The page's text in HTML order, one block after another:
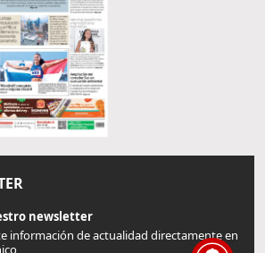
newsletter
información de actualidad directamente en